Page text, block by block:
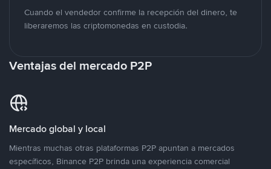
Cuando el vendedor confirme la recepción del dinero, te
liberaremos las criptomonedas en custodia.
Ventajas del mercado P2P
Mercado global y local
Mientras muchas otras plataformas P2P apuntan a mercados
específicos, Binance P2P brinda una experiencia comercial